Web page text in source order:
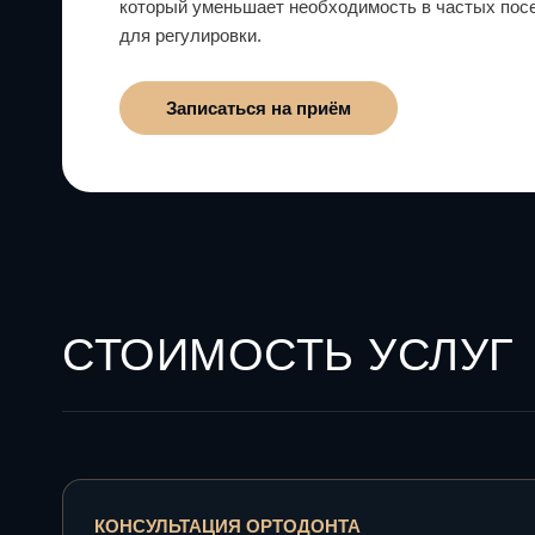
который уменьшает необходимость в частых
для регулировки.
Записаться на приём
СТОИМОСТЬ УСЛУГ
КОНСУЛЬТАЦИЯ ОРТОДОНТА